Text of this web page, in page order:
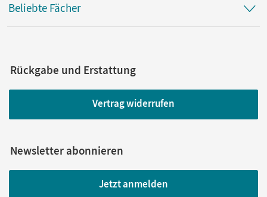
Beliebte Fächer
Rückgabe und Erstattung
Vertrag widerrufen
Newsletter abonnieren
Jetzt anmelden